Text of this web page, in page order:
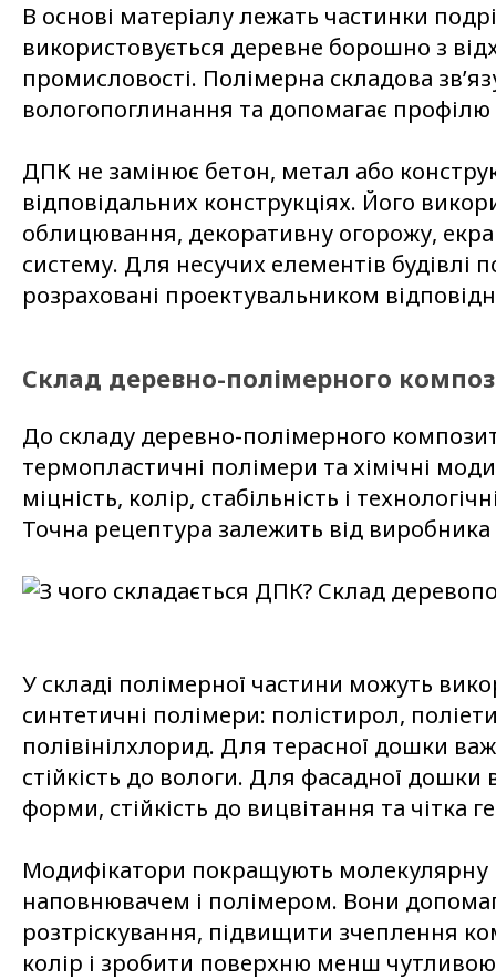
В основі матеріалу лежать частинки
використовується деревне борошно з
промисловості. Полімерна складова
вологопоглинання та допомагає профілю
ДПК не замінює бетон, метал або
відповідальних конструкціях. Його
облицювання, декоративну огорожу,
систему. Для несучих елементів будівлі
розраховані проектувальником
Склад деревно-полімерного
До складу деревно-полімерного
термопластичні полімери та хімічні
міцність, колір, стабільність і
Точна рецептура залежить від
У складі полімерної частини можуть
синтетичні полімери: полістирол,
полівінілхлорид. Для терасної дошки
стійкість до вологи. Для фасадної дошки
форми, стійкість до вицвітання та чітка
Модифікатори покращують
наповнювачем і полімером. Вони
розтріскування, підвищити зчеплення
колір і зробити поверхню менш